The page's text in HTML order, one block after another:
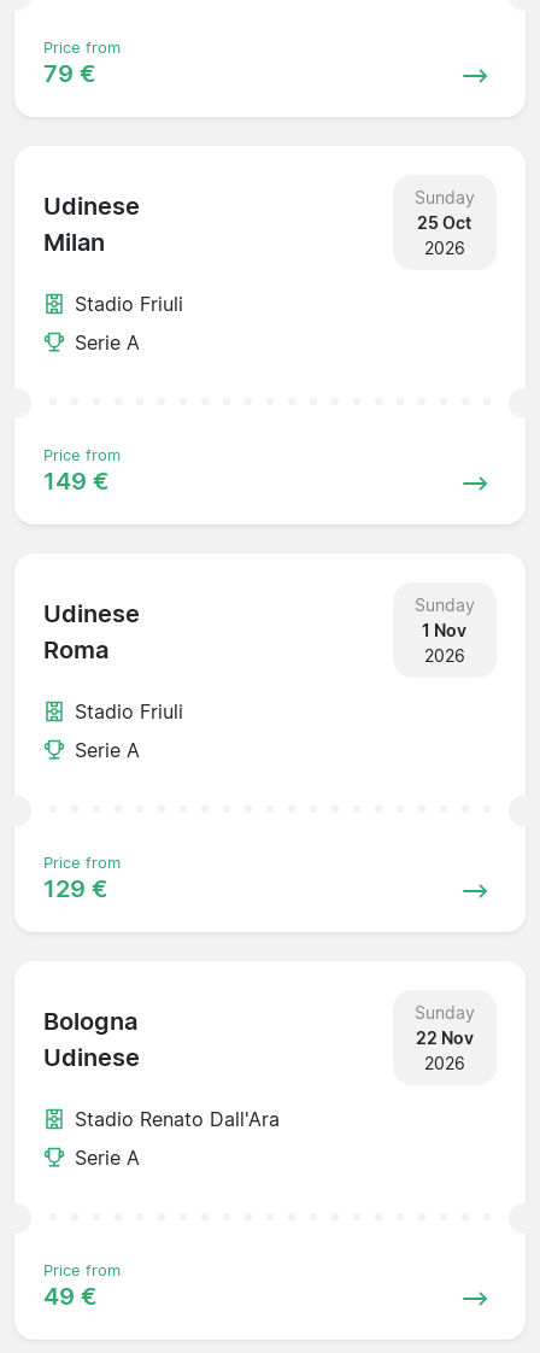
Price from
79 €
Udinese
Milan
Sunday
25 Oct
2026
Stadio Friuli
Serie A
Price from
149 €
Udinese
Roma
Sunday
1 Nov
2026
Stadio Friuli
Serie A
Price from
129 €
Bologna
Udinese
Sunday
22 Nov
2026
Stadio Renato Dall'Ara
Serie A
Price from
49 €